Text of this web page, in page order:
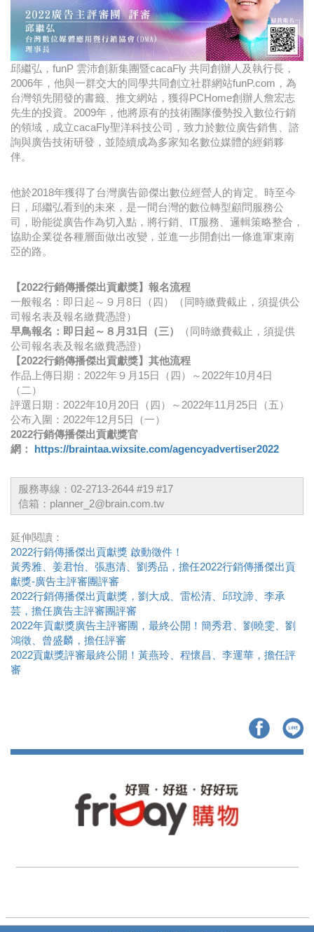
邱繼弘，funP 雲沛創新集團暨cacaFly 共同創辦人及執行長，
2006年，他與一群交大的同學共同創立社群網站funP.com，為
台灣領先開發的書籤、推文網站，獲得PCHome創辦人詹宏志
先生的投資。2009年，他將原有的技術團隊優勢投入數位行銷
的領域，成立cacaFly聖洋科技公司，致力於數位廣告銷售、諮
詢與廣告技術研發，並陸續成為多家知名數位媒體的經銷夥
伴。
他於2018年獲得了台灣廣告節傑出數位經營人的肯定。時至今
日，邱繼弘看到的未來，是一間台灣的數位轉型顧問服務公
司，盼能從廣告作為切入點，將行銷、IT服務、邏輯策略整合，
協助企業從各種層面做出改變，並進一步開創出一條進軍東南
亞的路。
【2022行銷傳播傑出貢獻獎】報名流程
一般報名：即日起～９月8日（四）（同時繳費截止，須提供公
司報名表及報名繳費憑證）
早鳥報名：即日起～８月31日（三）
（同時繳費截止，須提供
公司報名表及報名繳費憑證）
【2022行銷傳播傑出貢獻獎】其他流程
作品上傳日期：2022年９月15日（四）～2022年10月4日
（二）
評選日期：2022年10月20日（四）～2022年11月25日（五）
公布入圍：2022年12月5日（一）
2022行銷傳播傑出貢獻獎官
網： https://braintaa.wixsite.com/agencyadvertiser2022
服務專線：02-2713-2644 #19 #17
信箱：planner_2@brain.com.tw
延伸閱讀：
2022行銷傳播傑出貢獻獎 啟動徵件！
黃秀雅、姜君怡、張惠清、劉秀品，擔任2022行銷傳播傑出貢
獻獎-廣告主評審團評審
2022行銷傳播傑出貢獻獎，劉大成、雷松清、邱玟諦、李承
芸，擔任廣告主評審團評審
2022年貢獻獎廣告主評審團，最終公開！簡秀君、劉曉雯、劉
鴻徵、曾盛麟，擔任評審
2022貢獻獎評審最終公開！黃燕玲、程懷昌、李運華，擔任評
審